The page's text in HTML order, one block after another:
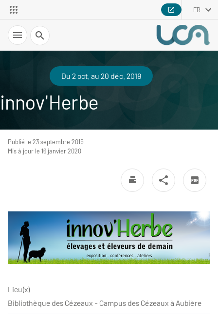
FR
Recherche
Du 2 oct. au 20 déc. 2019
innov'Herbe
Publié le 23 septembre 2019
Mis à jour le 16 janvier 2020
Lieu(x)
Bibliothèque des Cézeaux - Campus des Cézeaux à Aubière